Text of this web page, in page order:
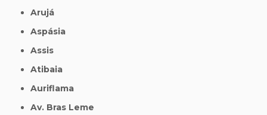
Arujá
Aspásia
Assis
Atibaia
Auriflama
Av. Bras Leme